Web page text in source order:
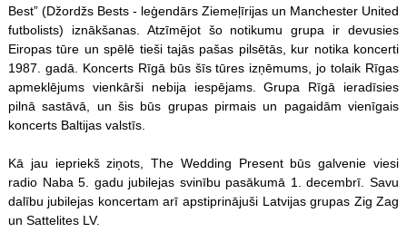
Best” (Džordžs Bests - leģendārs Ziemeļīrijas un Manchester United
futbolists) iznākšanas. Atzīmējot šo notikumu grupa ir devusies
Eiropas tūre un spēlē tieši tajās pašas pilsētās, kur notika koncerti
1987. gadā. Koncerts Rīgā būs šīs tūres izņēmums, jo tolaik Rīgas
apmeklējums vienkārši nebija iespējams. Grupa Rīgā ieradīsies
pilnā sastāvā, un šis būs grupas pirmais un pagaidām vienīgais
koncerts Baltijas valstīs.
Kā jau iepriekš ziņots, The Wedding Present būs galvenie viesi
radio Naba 5. gadu jubilejas svinību pasākumā 1. decembrī. Savu
dalību jubilejas koncertam arī apstiprinājuši Latvijas grupas Zig Zag
un Sattelites LV.